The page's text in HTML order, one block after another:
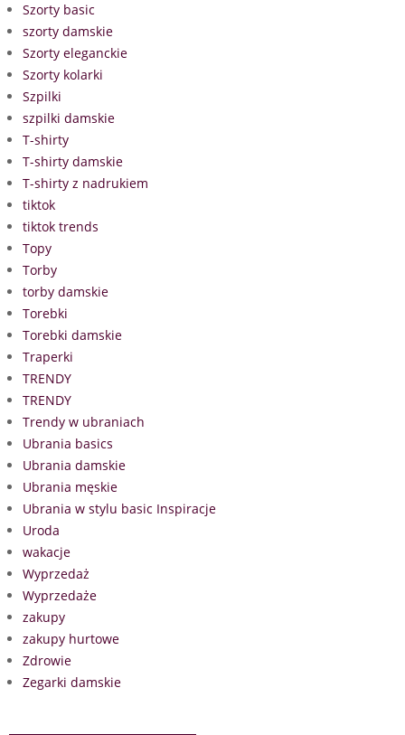
Szorty basic
szorty damskie
Szorty eleganckie
Szorty kolarki
Szpilki
szpilki damskie
T-shirty
T-shirty damskie
T-shirty z nadrukiem
tiktok
tiktok trends
Topy
Torby
torby damskie
Torebki
Torebki damskie
Traperki
TRENDY
TRENDY
Trendy w ubraniach
Ubrania basics
Ubrania damskie
Ubrania męskie
Ubrania w stylu basic Inspiracje
Uroda
wakacje
Wyprzedaż
Wyprzedaże
zakupy
zakupy hurtowe
Zdrowie
Zegarki damskie